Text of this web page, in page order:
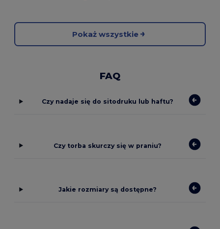
Pokaż wszystkie
FAQ
Czy nadaje się do sitodruku lub haftu?
Czy torba skurczy się w praniu?
Jakie rozmiary są dostępne?